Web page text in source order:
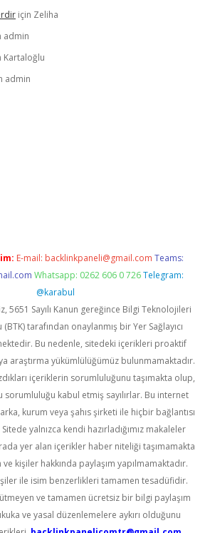
için Zeliha
admin
Kartaloğlu
admin
E-mail: backlinkpaneli@gmail.com Teams:
Whatsapp: 0262 606 0 726 Telegram:
@karabul
5651 Sayılı Kanun gereğince Bilgi Teknolojileri
tarafından onaylanmış bir Yer Sağlayıcı
Bu nedenle, sitedeki içerikleri proaktif
araştırma yükümlülüğümüz bulunmamaktadır.
içeriklerin sorumluluğunu taşımakta olup,
sorumluluğu kabul etmiş sayılırlar. Bu internet
kurum veya şahıs şirketi ile hiçbir bağlantısı
yalnızca kendi hazırladığımız makaleler
yer alan içerikler haber niteliği taşımamakta
kişiler hakkında paylaşım yapılmamaktadır.
ile isim benzerlikleri tamamen tesadüfidir.
ve tamamen ücretsiz bir bilgi paylaşım
ve yasal düzenlemelere aykırı olduğunu